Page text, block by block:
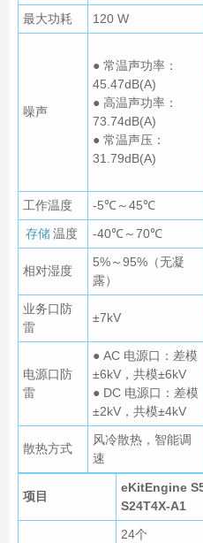
最大功耗
120 W
噪声
● 常温声功率：
45.47dB(A)
● 高温声功率：
73.74dB(A)
● 常温声压：
31.79dB(A)
工作温度 -5℃～45℃
存储 温度 -40℃～70℃
相对湿度
5%～95%（无凝
露）
业务口防
雷
±7kV
电源口防
雷
● AC 电源口：差模
±6kV，共模±6kV
● DC 电源口：差模
±2kV，共模±4kV
散热方式
风冷散热，智能调
速
项目
eKitEngine
S24T4X-A1
24个